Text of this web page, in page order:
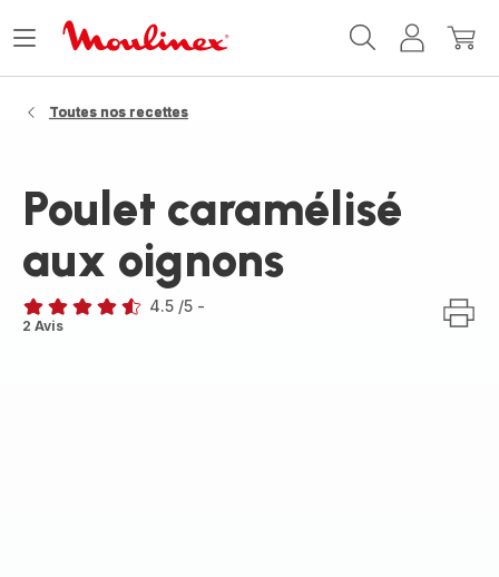
MonMon
Ouvrir
Toutes nos recettes
Poulet caramélisé
aux oignons
ratings.4.5
4.5 /5 -
2 Avis